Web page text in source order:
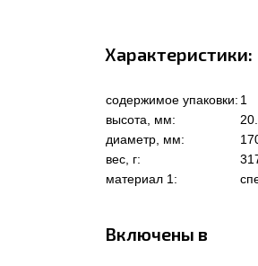
Характеристики:
содержимое упаковки: 1
высота, мм:
диаметр, мм:
вес, г:
материал 1:
Включены в